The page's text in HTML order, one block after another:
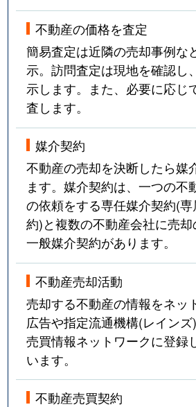
不動産の価格を査定
簡易査定は近隣の売却事例な
示。訪問査定は現地を確認し
示します。また、必要に応じ
査します。
媒介契約
不動産の売却を決断したら媒
ます。媒介契約は、一つの不
の依頼をする専任媒介契約(
約)と複数の不動産会社に売
一般媒介契約があります。
不動産売却活動
売却する不動産の情報をネッ
広告や指定流通機構(レイン
売買情報ネットワークに登録
います。
不動産売買契約